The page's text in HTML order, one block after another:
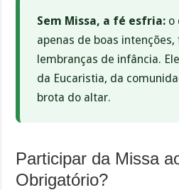
Sem Missa, a fé esfria: o
apenas de boas
lembranças de infância.
da Eucaristia, da
brota do altar.
Participar da Missa
Obrigatório?